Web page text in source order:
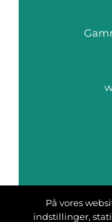
På vores
indstillinger,